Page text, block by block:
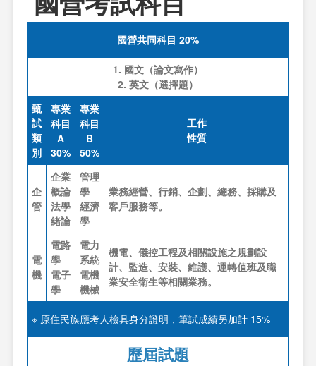
國營共同科目 20%
1. 國文（論文寫作）
2. 英文（選擇題）
甄
試
類
別
專業
科目
A
30%
專業
科目
B
50%
工作
性質
企
管
企業
概論
法學
緒論
管理
學
經濟
學
業務經營、行銷、企劃、總務、採購及
客戶服務等。
電
機
電路
學
電子
學
電力
系統
電機
機械
機電、儀控工程及相關設施之規劃設
計、監造、安裝、維護、運轉值班及職
業安全衛生等相關業務。
※ 原住民族應考人檢具身分證明，筆試成績另加計 15%
歷屆試題